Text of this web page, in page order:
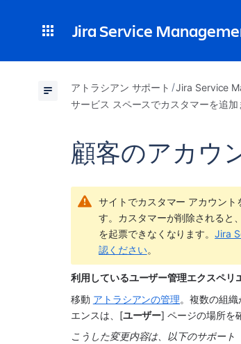
Jira Service
アトラシアン サポート Jira Service
サービス スペースでカスタマーを追加
顧客のアカウ
サイトでカスタマー アカウン
す。カスタマーが削除されると
を起票できなくなります。Jira
認ください。
利用しているユーザー管理エクスペリ
移動 アトラシアンの管理。複数の組
エンスは、[ユーザー] ページの場所を
こうした変更内容は、以下のサポート